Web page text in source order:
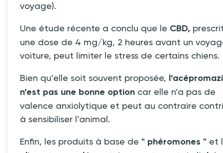
voyage).
Une étude récente a conclu que le CBD,
une dose de 4 mg/kg, 2 heures avant un
voiture, peut limiter le stress de certains chiens.
Bien qu’elle soit souvent proposée,
n’est pas une bonne option car elle n’a pas de
valence anxiolytique et peut au contraire
à sensibiliser l’animal.
Enfin, les produits à base de " phéromones " et